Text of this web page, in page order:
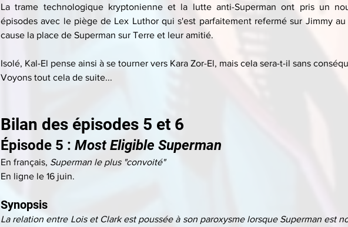
La trame technologique kryptonienne et la lutte anti-Superman ont pris un
épisodes avec le piège de Lex Luthor qui s'est parfaitement refermé sur Jimmy
cause la place de Superman sur Terre et leur amitié.
Isolé, Kal-El pense ainsi à se tourner vers Kara Zor-El, mais cela sera-t-il sans
Voyons tout cela de suite...
Bilan des épisodes 5 et 6
Épisode 5 : Most Eligible Superman
En français, Superman le plus "convoité"
En ligne le 16 juin.
Synopsis
La relation entre Lois et Clark est poussée à son paroxysme lorsque Superman est